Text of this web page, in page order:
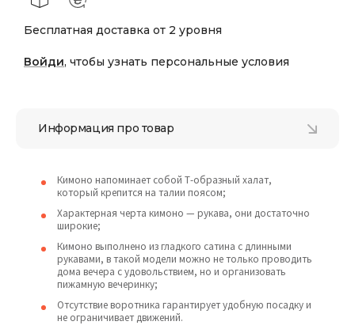
Бесплатная доставка от 2 уровня
Войди, чтобы узнать персональные условия
Информация про товар
Кимоно напоминает собой Т-образный халат,
который крепится на талии поясом;
Характерная черта кимоно — рукава, они достаточно
широкие;
Кимоно выполнено из гладкого сатина с длинными
рукавами, в такой модели можно не только проводить
дома вечера с удовольствием, но и организовать
пижамную вечеринку;
Отсутствие воротника гарантирует удобную посадку и
не ограничивает движений.